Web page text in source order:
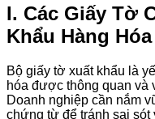
I. Các Giấy Tờ
Khẩu Hàng
Bộ giấy tờ xuất khẩu là
hóa được thông quan và
Doanh nghiệp cần nắm
chứng từ để tránh sai